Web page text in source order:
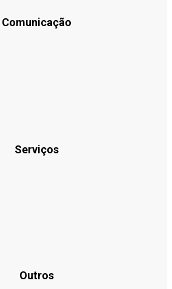
Comunicação
Serviços
Outros